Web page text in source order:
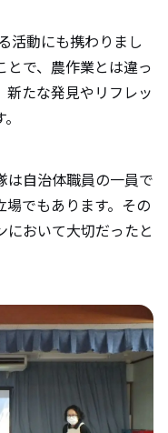
活動にも携わりまし
とで、農作業とは違っ
新たな発見やリフレッ
は自治体職員の一員で
でもあります。その
おいて大切だったと